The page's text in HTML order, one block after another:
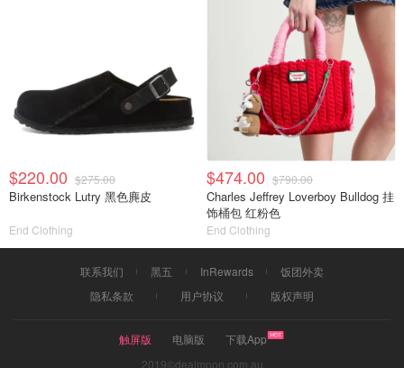
$220.00 $275.00
Birkenstock Lutry 黑色麂皮
End Clothing
$474.00 $790.00
Charles Jeffrey Loverboy Bulldog 挂
饰桶包 红粉色
End Clothing
联系我们 黑五 InRewards
饭团外卖
隐私条款
用户协议 版权声明
触屏版 电脑版
下载App
2019©dealmoon.com.au